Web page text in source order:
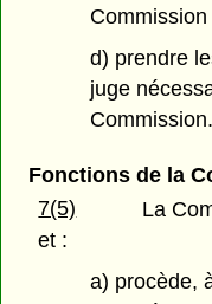
d) prendre
juge
Commission.
Fonctions de la
7(5)
La
et :
a) procède,